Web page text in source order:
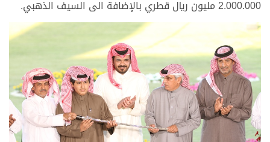
2.000.000 مليون ريال قطري بالإضافة الى السيف الذهبي.